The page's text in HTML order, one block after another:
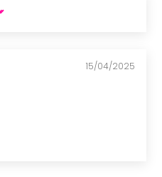
15/04/2025